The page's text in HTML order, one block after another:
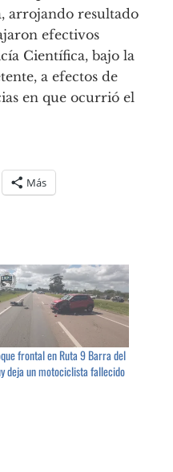
arrojando resultado
efectivos
Científica, bajo la
a efectos de
en que ocurrió el
Más
frontal en Ruta 9 Barra del
deja un motociclista fallecido